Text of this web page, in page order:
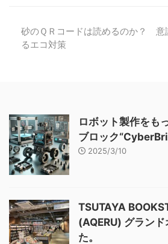
砂のＱＲコードは読めるのか？ 意
るエコ対策
ロボット製作をも
ブロック
2025/3/10
TSUTAYA
(AQERU) グラン
た。